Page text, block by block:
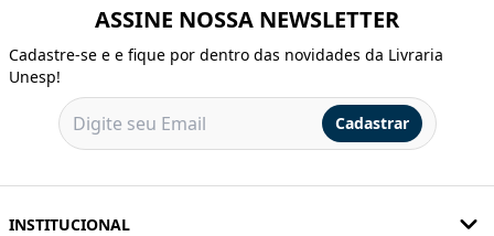
ASSINE NOSSA NEWSLETTER
Cadastre-se e e fique por dentro das novidades da Livraria
Unesp!
Cadastrar
INSTITUCIONAL